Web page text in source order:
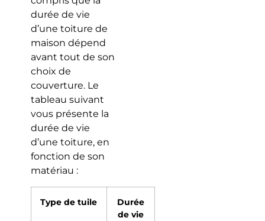
durée de vie
d’une toiture de
maison dépend
avant tout de son
choix de
couverture. Le
tableau suivant
vous présente la
durée de vie
d’une toiture, en
fonction de son
matériau :
Type de tuile
Durée
de vie